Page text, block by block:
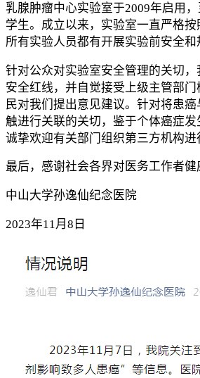
乳腺肿瘤中心实验室于2009年启用
学生。成立以来，实验室一直严格
所有实验人员都有开展实验前安全和
针对公众对实验室安全管理的关切
安全红线，并自觉接受上级主管部
民对我们提出意见建议。针对将患
触进行关联的关切，鉴于个体癌症发
诚挚欢迎有关部门组织第三方机构进
最后，感谢社会各界对医务工作者健
中山大学孙逸仙纪念医院
2023年11月8日